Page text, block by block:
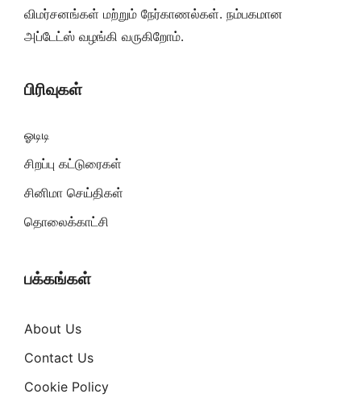
விமர்சனங்கள் மற்றும் நேர்காணல்கள். நம்பகமான
அப்டேட்ஸ் வழங்கி வருகிறோம்.
பிரிவுகள்
ஓடிடி
சிறப்பு கட்டுரைகள்
சினிமா செய்திகள்
தொலைக்காட்சி
பக்கங்கள்
About Us
Contact Us
Cookie Policy